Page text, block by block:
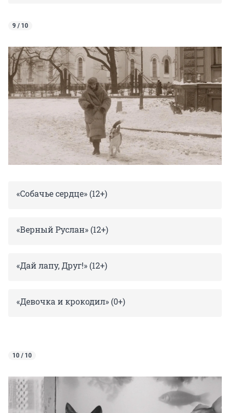
9 / 10
«Собачье сердце» (12+)
«Верный Руслан» (12+)
«Дай лапу, Друг!» (12+)
«Девочка и крокодил» (0+)
10 / 10